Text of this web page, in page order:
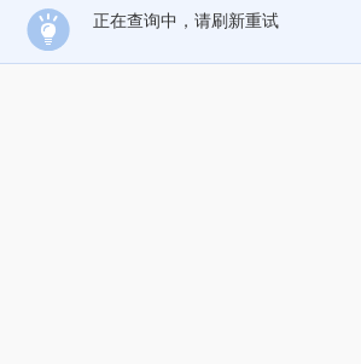
正在查询中，请刷新重试